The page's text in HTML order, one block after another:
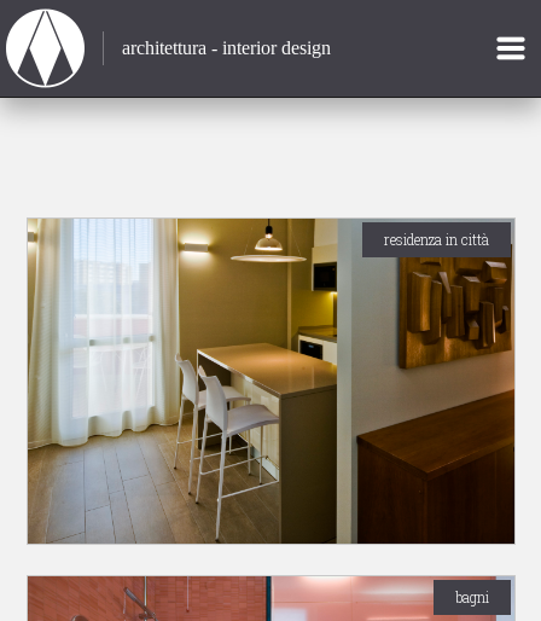
architettura - interior design
residenza in città
bagni